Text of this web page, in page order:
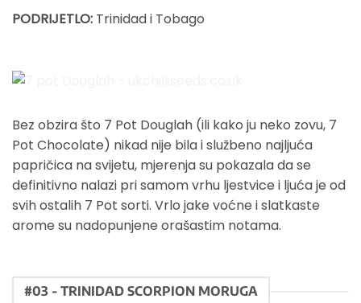
PODRIJETLO: Trinidad i Tobago
Bez obzira što 7 Pot Douglah (ili kako ju neko zovu, 7
Pot Chocolate) nikad nije bila i službeno najljuća
papričica na svijetu, mjerenja su pokazala da se
definitivno nalazi pri samom vrhu ljestvice i ljuća je od
svih ostalih 7 Pot sorti. Vrlo jake voćne i slatkaste
arome su nadopunjene orašastim notama.
#03 - TRINIDAD SCORPION MORUGA